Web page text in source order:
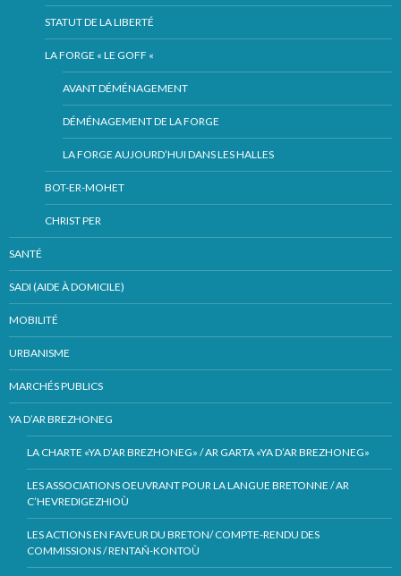
STATUT DE LA LIBERTÉ
LA FORGE « LE GOFF «
AVANT DÉMÉNAGEMENT
DÉMÉNAGEMENT DE LA FORGE
LA FORGE AUJOURD’HUI DANS LES HALLES
BOT-ER-MOHET
CHRIST PER
SANTÉ
SADI (AIDE À DOMICILE)
MOBILITÉ
URBANISME
MARCHÉS PUBLICS
YA D’AR BREZHONEG
LA CHARTE «YA D’AR BREZHONEG» / AR GARTA «YA D’AR BREZHONEG»
LES ASSOCIATIONS OEUVRANT POUR LA LANGUE BRETONNE / AR
C’HEVREDIGEZHIOÙ
LES ACTIONS EN FAVEUR DU BRETON/ COMPTE-RENDU DES
COMMISSIONS / RENTAÑ-KONTOÙ